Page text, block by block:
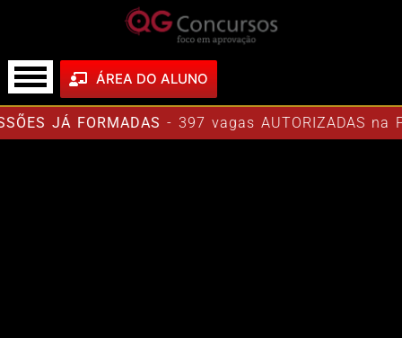
ÁREA DO ALUNO
JÁ FORMADAS- 397 vagas AUTORIZADAS na